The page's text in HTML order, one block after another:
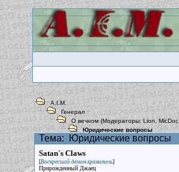
A.I.M.
Генерал
О вечном (Модераторы:Lion ,MicDoc
Юридические вопросы
Тема: Юридические вопросы
Satan`s Claws
[Воскресший демон-хранитель]
Прирожденный Джаец